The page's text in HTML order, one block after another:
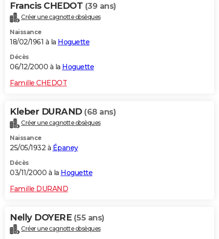
Francis CHEDOT (39 ans)
Créer une cagnotte obsèques
Naissance
18/02/1961 à la Hoguette
Décès
06/12/2000 à la Hoguette
Famille CHEDOT
Kleber DURAND (68 ans)
Créer une cagnotte obsèques
Naissance
25/05/1932 à Épaney
Décès
03/11/2000 à la Hoguette
Famille DURAND
Nelly DOYERE (55 ans)
Créer une cagnotte obsèques